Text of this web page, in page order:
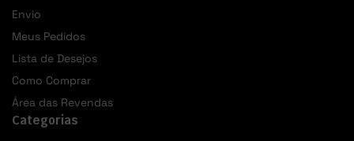
Envio
Meus Pedidos
Lista de Desejos
Como Comprar
Área das Revendas
Categorias